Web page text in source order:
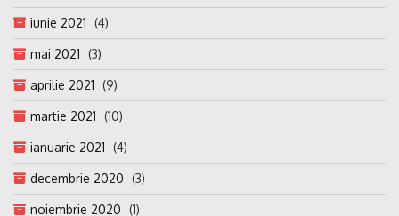
iunie 2021 (4)
mai 2021 (3)
aprilie 2021 (9)
martie 2021 (10)
ianuarie 2021 (4)
decembrie 2020 (3)
noiembrie 2020 (1)